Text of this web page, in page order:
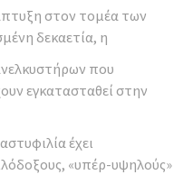
στον τομέα των
δεκαετία, η
που
εγκατασταθεί στην
έχει
«υπέρ-υψηλούς»